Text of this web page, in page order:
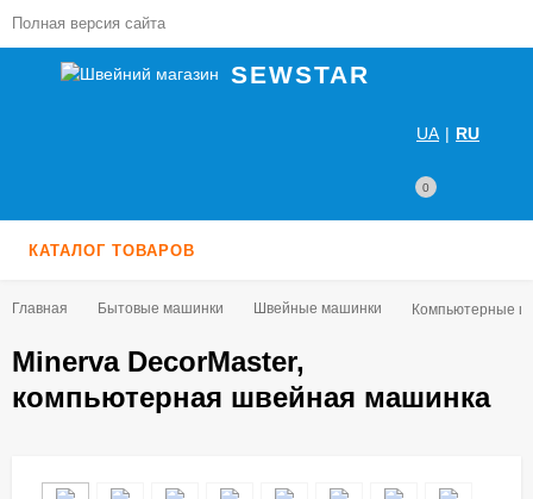
Полная версия сайта
UA | RU
0
SEWSTAR
КАТАЛОГ ТОВАРОВ
Главная Бытовые машинки Швейные машинки Компьютерные
Minerva DecorMaster,
компьютерная швейная машинка